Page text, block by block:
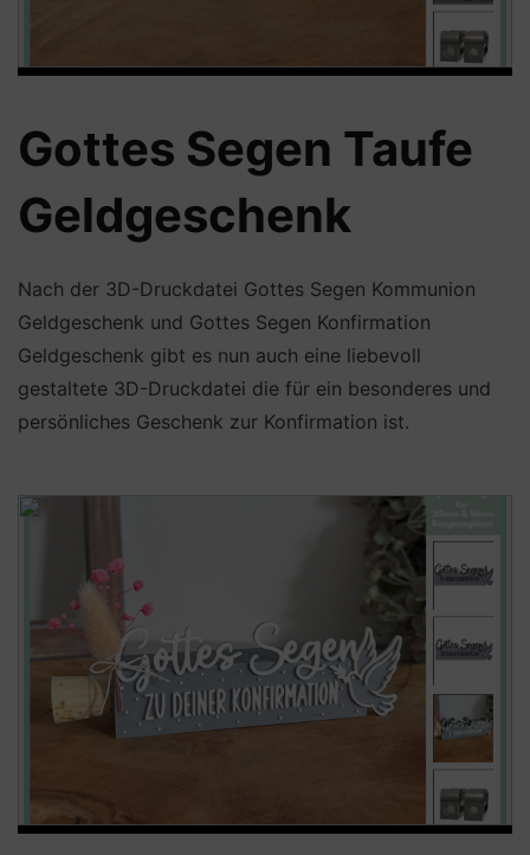
Gottes Segen Taufe
Geldgeschenk
Nach der 3D-Druckdatei Gottes Segen Kommunion
Geldgeschenk und Gottes Segen Konfirmation
Geldgeschenk gibt es nun auch eine liebevoll
gestaltete 3D-Druckdatei die für ein besonderes und
persönliches Geschenk zur Konfirmation ist.